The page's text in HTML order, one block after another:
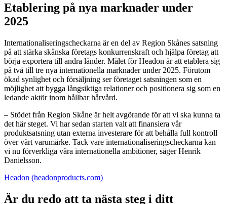
Etablering på nya marknader under
2025
Internationaliseringscheckarna är en del av Region Skånes satsning
på att stärka skånska företags konkurrenskraft och hjälpa företag att
börja exportera till andra länder. Målet för Headon är att etablera sig
på två till tre nya internationella marknader under 2025. Förutom
ökad synlighet och försäljning ser företaget satsningen som en
möjlighet att bygga långsiktiga relationer och positionera sig som en
ledande aktör inom hållbar hårvård.
– Stödet från Region Skåne är helt avgörande för att vi ska kunna ta
det här steget. Vi har sedan starten valt att finansiera vår
produktsatsning utan externa investerare för att behålla full kontroll
över vårt varumärke. Tack vare internationaliseringscheckarna kan
vi nu förverkliga våra internationella ambitioner, säger Henrik
Danielsson.
Headon (headonproducts.com)
Är du redo att ta nästa steg i ditt